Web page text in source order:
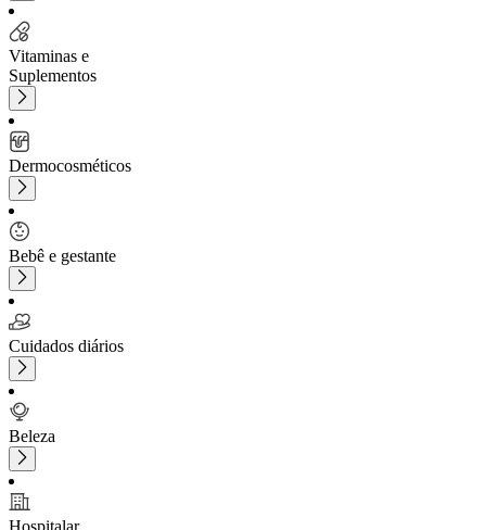
Vitaminas e
Suplementos
Dermocosméticos
Bebê e gestante
Cuidados diários
Beleza
Hospitalar